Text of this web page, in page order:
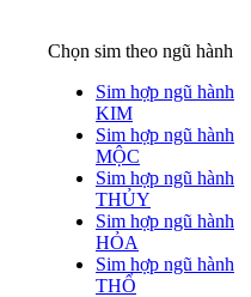
Chọn sim theo ngũ hành
Sim hợp ngũ hành
KIM
Sim hợp ngũ hành
MỘC
Sim hợp ngũ hành
THỦY
Sim hợp ngũ hành
HỎA
Sim hợp ngũ hành
THỔ